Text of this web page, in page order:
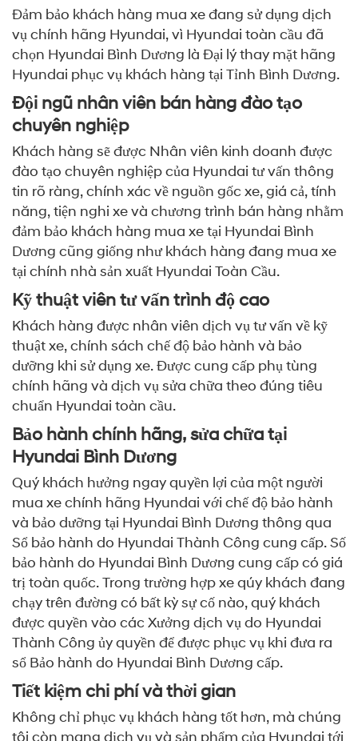
Đảm bảo khách hàng mua xe đang sử dụng dịch
vụ chính hãng Hyundai, vì Hyundai toàn cầu đã
chọn Hyundai Bình Dương là Đại lý thay mặt hãng
Hyundai phục vụ khách hàng tại Tỉnh Bình Dương.
Đội ngũ nhân viên bán hàng đào tạo
chuyên nghiệp
Khách hàng sẽ được Nhân viên kinh doanh được
đào tạo chuyên nghiệp của Hyundai tư vấn thông
tin rõ ràng, chính xác về nguồn gốc xe, giá cả, tính
năng, tiện nghi xe và chương trình bán hàng nhằm
đảm bảo khách hàng mua xe tại Hyundai Bình
Dương cũng giống như khách hàng đang mua xe
tại chính nhà sản xuất Hyundai Toàn Cầu.
Kỹ thuật viên tư vấn trình độ cao
Khách hàng được nhân viên dịch vụ tư vấn về kỹ
thuật xe, chính sách chế độ bảo hành và bảo
dưỡng khi sử dụng xe. Được cung cấp phụ tùng
chính hãng và dịch vụ sửa chữa theo đúng tiêu
chuẩn Hyundai toàn cầu.
Bảo hành chính hãng, sửa chữa tại
Hyundai Bình Dương
Quý khách hưởng ngay quyền lợi của một người
mua xe chính hãng Hyundai với chế độ bảo hành
và bảo dưỡng tại Hyundai Bình Dương thông qua
Sổ bảo hành do Hyundai Thành Công cung cấp. Số
bảo hành do Hyundai Bình Dương cung cấp có giá
trị toàn quốc. Trong trường hợp xe qúy khách đang
chạy trên đường có bất kỳ sự cố nào, quý khách
được quyền vào các Xưởng dịch vụ do Hyundai
Thành Công ủy quyền để được phục vụ khi đưa ra
sổ Bảo hành do Hyundai Bình Dương cấp.
Tiết kiệm chi phí và thời gian
Không chỉ phục vụ khách hàng tốt hơn, mà chúng